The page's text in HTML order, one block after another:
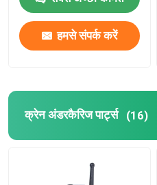
हमसे संपर्क करें
क्रेन अंडरकैरिज पार्ट्स (16)